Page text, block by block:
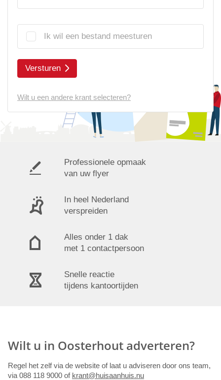
Ik wil een bestand meesturen
Versturen
Wilt u een andere krant selecteren?
Professionele opmaak
van uw flyer
In heel Nederland
verspreiden
Alles onder 1 dak
met 1 contactpersoon
Snelle reactie
tijdens kantoortijden
Wilt u in Oosterhout adverteren?
Regel het zelf via de website of laat u adviseren door ons team,
via 088 118 9000 of krant@huisaanhuis.nu